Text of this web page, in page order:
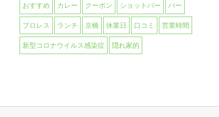
おすすめ カレー クーポン ショットバー バー
プロレス ランチ 京橋 休業日 口コミ 営業時間
新型コロナウイルス感染症 隠れ家的